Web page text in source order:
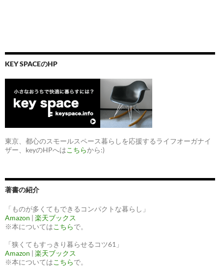
KEY SPACEのHP
東京、都心のスモールスペース暮らしを応援するライフオーガナイ
ザー、keyのHPへはこちらから:)
著書の紹介
「ものが多くてもできるコンパクトな暮らし」
Amazon | 楽天ブックス
※本についてはこちらで。
「狭くてもすっきり暮らせるコツ61」
Amazon | 楽天ブックス
※本についてはこちらで。